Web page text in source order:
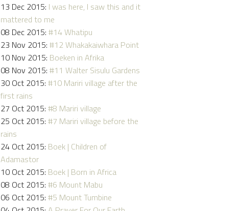
13 Dec 2015: I was here, I saw this and it
mattered to me
08 Dec 2015:#14 Whatipu
23 Nov 2015:#12 Whakakaiwhara Point
10 Nov 2015: Boeken in Afrika
08 Nov 2015:#11 Walter Sisulu Gardens
30 Oct 2015:#10 Mariri village after the
first rains
27 Oct 2015:#8 Mariri village
25 Oct 2015:#7 Mariri village before the
rains
24 Oct 2015: Boek | Children of
Adamastor
10 Oct 2015: Boek | Born in Africa
08 Oct 2015:#6 Mount Mabu
06 Oct 2015:#5 Mount Tumbine